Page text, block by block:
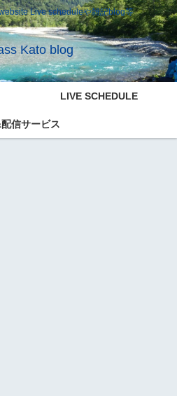
Live scheduleや雑記blog等
Kato blog
LIVE SCHEDULE
信サービス